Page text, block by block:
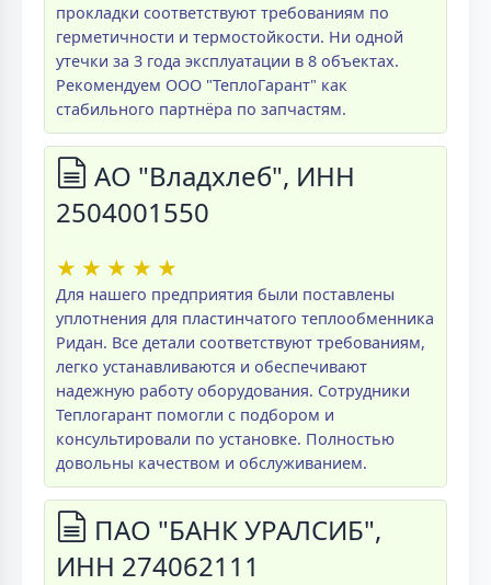
прокладки соответствуют требованиям по
герметичности и термостойкости. Ни одной
утечки за 3 года эксплуатации в 8 объектах.
Рекомендуем ООО "ТеплоГарант" как
стабильного партнёра по запчастям.
АО "Владхлеб", ИНН
2504001550
★ ★ ★ ★ ★
Для нашего предприятия были поставлены
уплотнения для пластинчатого теплообменника
Ридан. Все детали соответствуют требованиям,
легко устанавливаются и обеспечивают
надежную работу оборудования. Сотрудники
Теплогарант помогли с подбором и
консультировали по установке. Полностью
довольны качеством и обслуживанием.
ПАО "БАНК УРАЛСИБ",
ИНН 274062111